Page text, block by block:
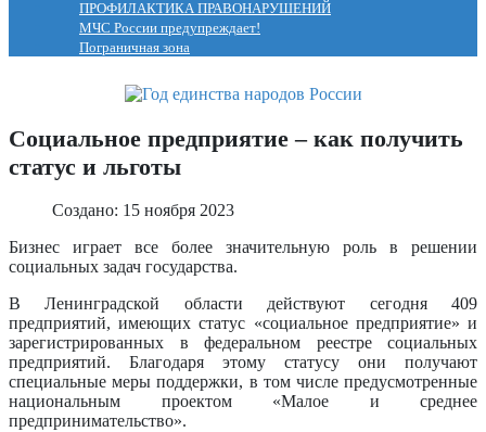
ПРОФИЛАКТИКА ПРАВОНАРУШЕНИЙ
МЧС России предупреждает!
Пограничная зона
Социальное предприятие – как получить
статус и льготы
Создано: 15 ноября 2023
Бизнес играет все более значительную роль в решении
социальных задач государства.
В Ленинградской области действуют сегодня 409
предприятий, имеющих статус «социальное предприятие» и
зарегистрированных в федеральном реестре социальных
предприятий. Благодаря этому статусу они получают
специальные меры поддержки, в том числе предусмотренные
национальным проектом «Малое и среднее
предпринимательство».